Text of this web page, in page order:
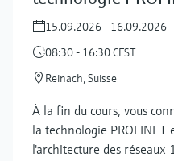
15.09.2026 - 16.09.2026
08:30 - 16:30 CEST
Reinach, Suisse
À la fin du cours, vous
la technologie PROFINET
l'architecture des réseaux